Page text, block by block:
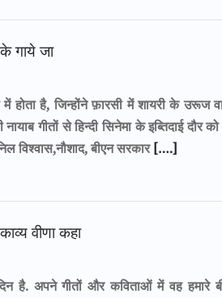
गाये जा
होता है, जिन्होंने फ़ारसी में शायरी के उरूज
गीतों से हिन्दी सिनेमा के इब्तिदाई दौर
विश्वास,नौशाद, बीएन सरकार[….]
वीणा कहा
है. अपने गीतों और कविताओं में वह हमारे